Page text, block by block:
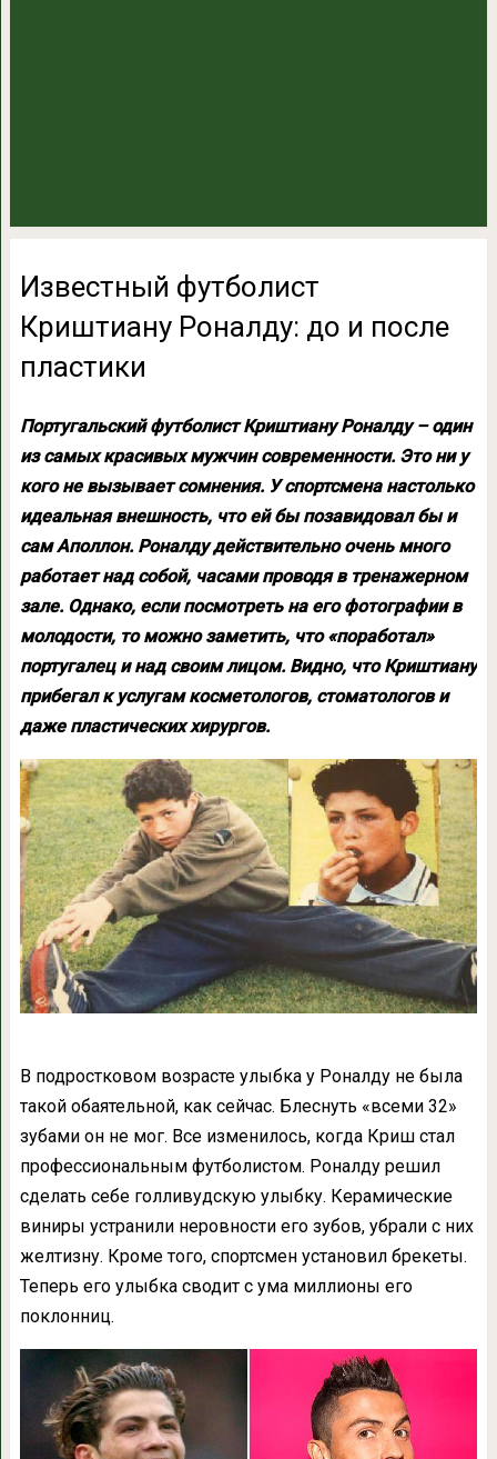
Известный футболист
Криштиану Роналду: до и после
пластики
Португальский футболист Криштиану Роналду – один
из самых красивых мужчин современности. Это ни у
кого не вызывает сомнения. У спортсмена настолько
идеальная внешность, что ей бы позавидовал бы и
сам Аполлон. Роналду действительно очень много
работает над собой, часами проводя в тренажерном
зале. Однако, если посмотреть на его фотографии в
молодости, то можно заметить, что «поработал»
португалец и над своим лицом. Видно, что Криштиану
прибегал к услугам косметологов, стоматологов и
даже пластических хирургов.
В подростковом возрасте улыбка у Роналду не была
такой обаятельной, как сейчас. Блеснуть «всеми 32»
зубами он не мог. Все изменилось, когда Криш стал
профессиональным футболистом. Роналду решил
сделать себе голливудскую улыбку. Керамические
виниры устранили неровности его зубов, убрали с них
желтизну. Кроме того, спортсмен установил брекеты.
Теперь его улыбка сводит с ума миллионы его
поклонниц.